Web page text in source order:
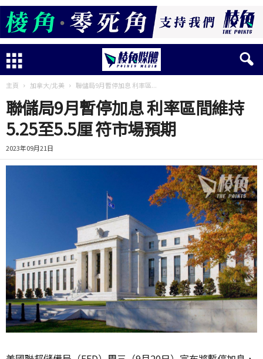
主頁 加拿大/北美 聯儲局9月暫停加息 利率區...
聯儲局9月暫停加息 利率區間維持
5.25至5.5厘 符市場預期
2023年09月21日